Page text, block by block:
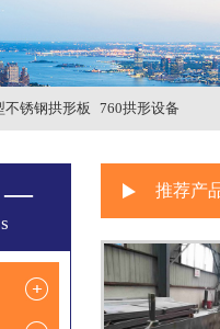
不锈钢拱形板 760拱形设备
— 推荐产